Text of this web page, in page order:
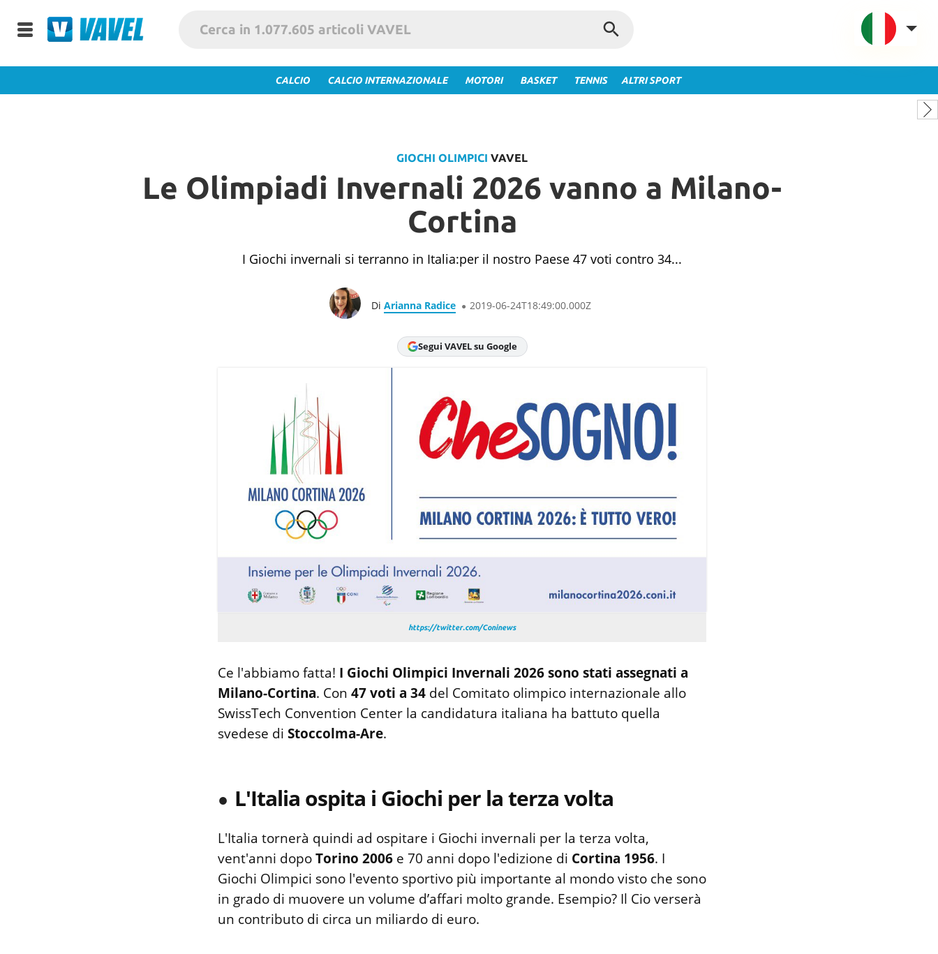
CALCIO CALCIO INTERNAZIONALE MOTORI BASKET TENNIS ALTRI SPORT
GIOCHI OLIMPICI VAVEL
Le Olimpiadi Invernali 2026 vanno a Milano-
Cortina
I Giochi invernali si terranno in Italia:per il nostro Paese 47 voti contro 34...
Di Arianna Radice 2019-06-24T18:49:00.000Z
Segui VAVEL su Google
https://twitter.com/Coninews
Ce l'abbiamo fatta! I Giochi Olimpici Invernali 2026 sono stati assegnati a
Milano-Cortina. Con 47 voti a 34 del Comitato olimpico internazionale allo
SwissTech Convention Center la candidatura italiana ha battuto quella
svedese di Stoccolma-Are.
L'Italia ospita i Giochi per la terza volta
L'Italia tornerà quindi ad ospitare i Giochi invernali per la terza volta,
vent'anni dopoTorino 2006 e 70 anni dopo l'edizione di Cortina 1956. I
Giochi Olimpici sono l'evento sportivo più importante al mondo visto che sono
in grado di muovere un volume d’affari molto grande. Esempio? Il Cio verserà
un contributo di circa un miliardo di euro.